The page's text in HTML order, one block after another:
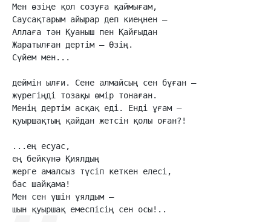
Мен өзіңе қол созуға қаймығам,
Саусақтарым айырар деп киеңнен –
Аллаға тән Қуаныш пен Қайғыдан
Жаратылған дертім – Өзің.
Сүйем мен...
деймін ылғи. Сене алмайсың сен бұған –
жүрегіңді тозақы өмір тонаған.
Менің дертім асқақ еді. Енді ұғам –
қуыршақтың қайдан жетсін қолы оған?!
...ең есуас,
ең бейкүнә Қиялдың
жерге амалсыз түсіп кеткен елесі,
бас шайқама!
Мен сен үшін ұялдым –
шын қуыршақ емеспісің сен осы!..